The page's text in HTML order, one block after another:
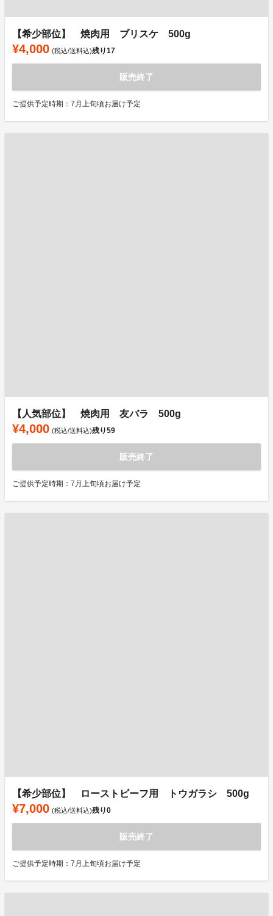
【希少部位】 焼肉用 ブリスケ 500g
¥4,000 (税込/送料込)残り17
販売終了
ご提供予定時期：7月上旬頃お届け予定
【人気部位】 焼肉用 友バラ 500g
¥4,000 (税込/送料込)残り59
販売終了
ご提供予定時期：7月上旬頃お届け予定
【希少部位】 ローストビーフ用 トウガラシ 500g
¥7,000 (税込/送料込)残り0
販売終了
ご提供予定時期：7月上旬頃お届け予定